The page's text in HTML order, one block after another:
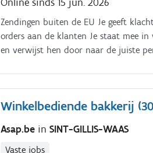
Zendingen buiten de EU Je geeft
orders aan de klanten Je staat mee
en verwijst hen door naar de juiste
Winkelbediende bakkerij
Asap.be inSINT-GILLIS-WAAS
Vaste jobs